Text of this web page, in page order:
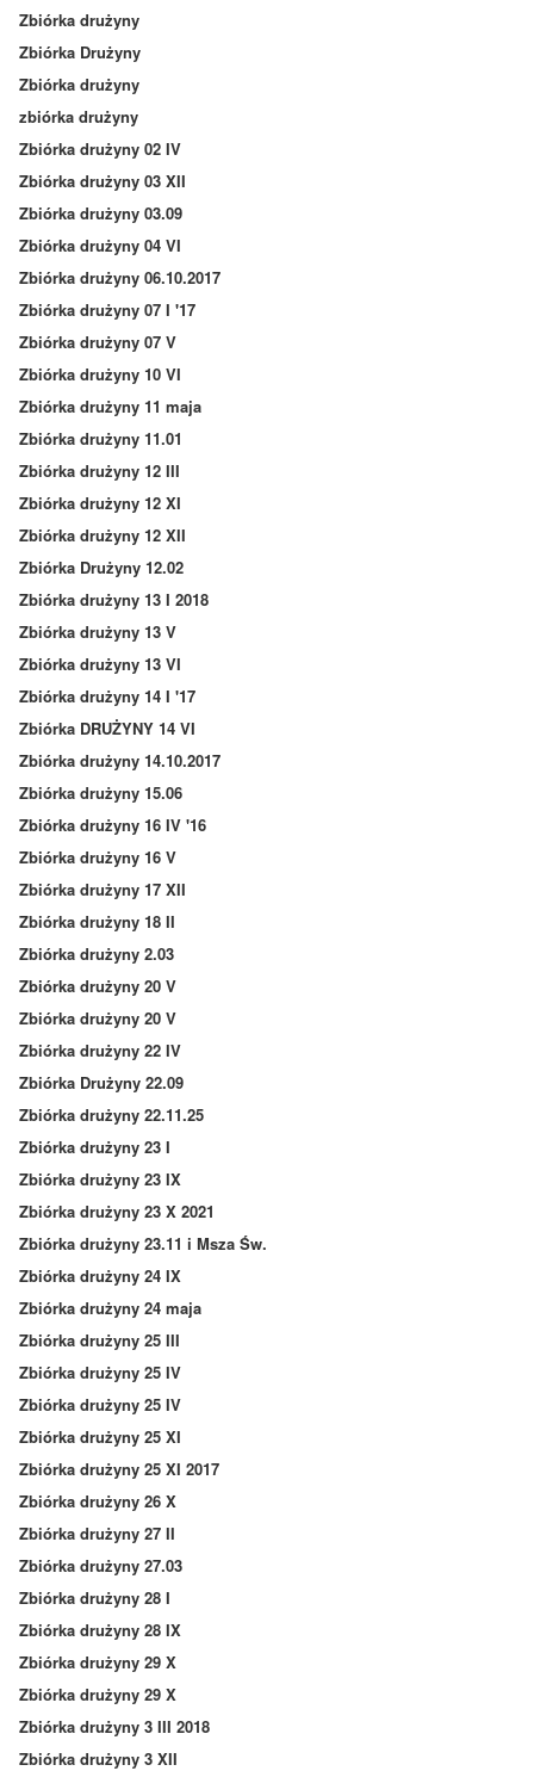
Zbiórka drużyny
Zbiórka Drużyny
Zbiórka drużyny
zbiórka drużyny
Zbiórka drużyny 02 IV
Zbiórka drużyny 03 XII
Zbiórka drużyny 03.09
Zbiórka drużyny 04 VI
Zbiórka drużyny 06.10.2017
Zbiórka drużyny 07 I '17
Zbiórka drużyny 07 V
Zbiórka drużyny 10 VI
Zbiórka drużyny 11 maja
Zbiórka drużyny 11.01
Zbiórka drużyny 12 III
Zbiórka drużyny 12 XI
Zbiórka drużyny 12 XII
Zbiórka Drużyny 12.02
Zbiórka drużyny 13 I 2018
Zbiórka drużyny 13 V
Zbiórka drużyny 13 VI
Zbiórka drużyny 14 I '17
Zbiórka DRUŻYNY 14 VI
Zbiórka drużyny 14.10.2017
Zbiórka drużyny 15.06
Zbiórka drużyny 16 IV '16
Zbiórka drużyny 16 V
Zbiórka drużyny 17 XII
Zbiórka drużyny 18 II
Zbiórka drużyny 2.03
Zbiórka drużyny 20 V
Zbiórka drużyny 20 V
Zbiórka drużyny 22 IV
Zbiórka Drużyny 22.09
Zbiórka drużyny 22.11.25
Zbiórka drużyny 23 I
Zbiórka drużyny 23 IX
Zbiórka drużyny 23 X 2021
Zbiórka drużyny 23.11 i Msza Św.
Zbiórka drużyny 24 IX
Zbiórka drużyny 24 maja
Zbiórka drużyny 25 III
Zbiórka drużyny 25 IV
Zbiórka drużyny 25 IV
Zbiórka drużyny 25 XI
Zbiórka drużyny 25 XI 2017
Zbiórka drużyny 26 X
Zbiórka drużyny 27 II
Zbiórka drużyny 27.03
Zbiórka drużyny 28 I
Zbiórka drużyny 28 IX
Zbiórka drużyny 29 X
Zbiórka drużyny 29 X
Zbiórka drużyny 3 III 2018
Zbiórka drużyny 3 XII